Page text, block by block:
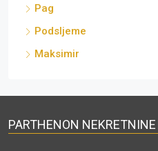
Pag
Podsljeme
Maksimir
PARTHENON NEKRETNINE